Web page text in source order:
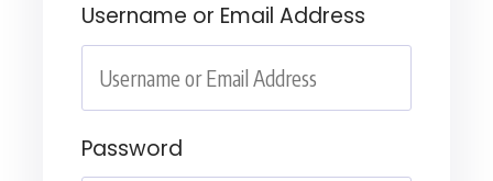
Username or Email Address
Password